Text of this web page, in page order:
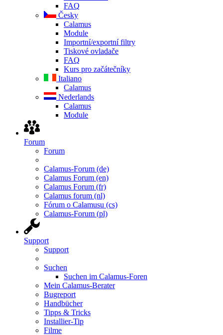
FAQ
Česky
Calamus
Module
Importní/exportní filtry
Tiskové ovladače
FAQ
Kurs pro začátečníky
Italiano
Calamus
Nederlands
Calamus
Module
Forum
Forum
Calamus-Forum (de)
Calamus Forum (en)
Calamus Forum (fr)
Calamus forum (nl)
Fórum o Calamusu (cs)
Calamus-Forum (pl)
Support
Support
Suchen
Suchen im Calamus-Foren
Mein Calamus-Berater
Bugreport
Handbücher
Tipps & Tricks
Installier-Tip
Filme